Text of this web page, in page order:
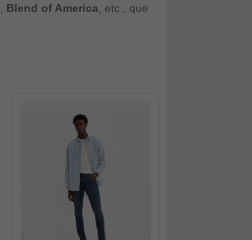
Blend of America , etc., que